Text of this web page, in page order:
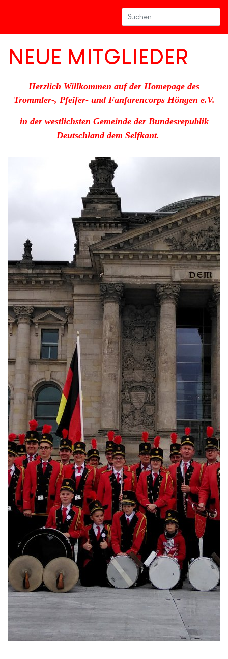
NEUE MITGLIEDER
Herzlich Willkommen auf der Homepage des
Trommler-, Pfeifer- und Fanfarencorps Höngen e.V.
in der westlichsten Gemeinde der Bundesrepublik
Deutschland dem Selfkant.